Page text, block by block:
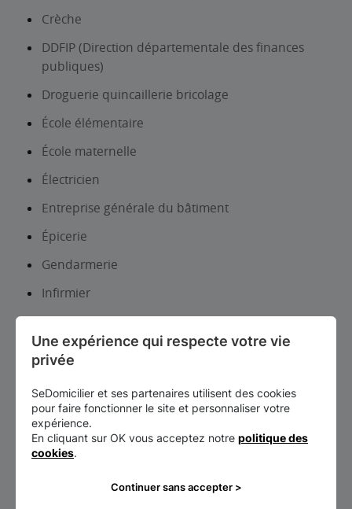
Crèche
DDFIP (Direction départementale des finances
publiques)
Droguerie quincaillerie bricolage
École élémentaire
École maternelle
Électricien
Entreprise générale du bâtiment
Épicerie
Gendarmerie
Infirmier
Information touristique
Institut de beauté-Onglerie
Lieux d’exposition et patrimoine
Maçon
Magasin d’articles de sports et de loisirs
Magasin d’électroménager et de mat. Audio-video
Une expérience qui respecte votre vie
privée
SeDomicilier et ses partenaires utilisent des cookies
pour faire fonctionner le site et personnaliser votre
expérience.
En cliquant sur OK vous acceptez notre politique des
cookies.
Continuer sans accepter >